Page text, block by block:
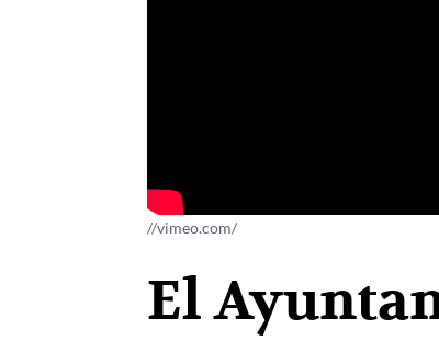
//vimeo.com/
El